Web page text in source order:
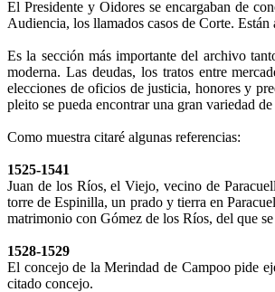
El Presidente y Oidores se encargaban de
Audiencia, los llamados casos de Corte.
Es la sección más importante del archivo
moderna. Las deudas, los tratos entre
elecciones de oficios de justicia, honores y
pleito se pueda encontrar una gran variedad de
Como muestra citaré algunas referencias:
1525-1541
Juan de los Ríos, el Viejo, vecino de
torre de Espinilla, un prado y tierra en
matrimonio con Gómez de los Ríos, del que
1528-1529
El concejo de la Merindad de Campoo pide
citado concejo.